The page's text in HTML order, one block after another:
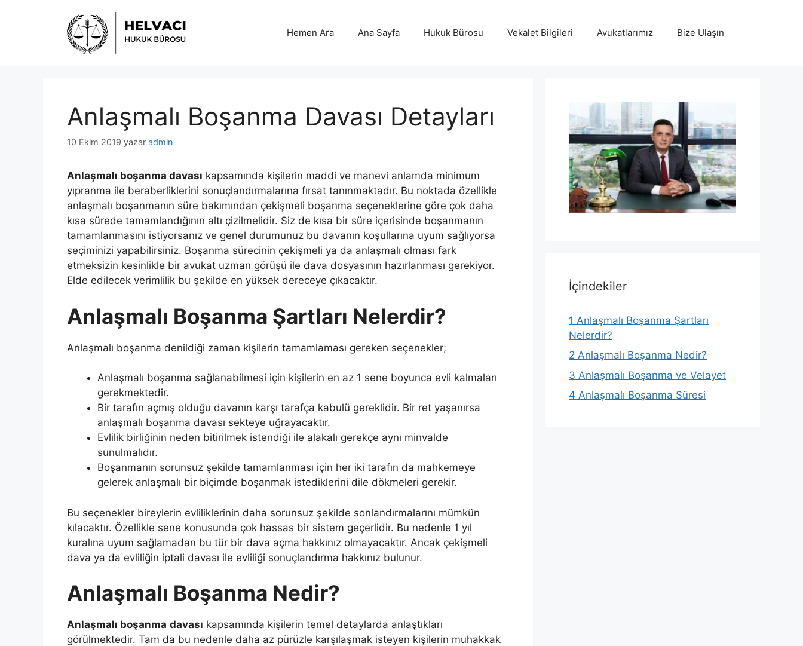
Hemen Ara Ana Sayfa Hukuk Bürosu Vekalet Bilgileri Avukatlarımız Bize Ulaşın
Anlaşmalı Boşanma Davası Detayları
10 Ekim 2019 yazar admin
Anlaşmalı boşanma davası kapsamında kişilerin maddi ve manevi anlamda minimum
yıpranma ile beraberliklerini sonuçlandırmalarına fırsat tanınmaktadır. Bu noktada özellikle
anlaşmalı boşanmanın süre bakımından çekişmeli boşanma seçeneklerine göre çok daha
kısa sürede tamamlandığının altı çizilmelidir. Siz de kısa bir süre içerisinde boşanmanın
tamamlanmasını istiyorsanız ve genel durumunuz bu davanın koşullarına uyum sağlıyorsa
seçiminizi yapabilirsiniz. Boşanma sürecinin çekişmeli ya da anlaşmalı olması fark
etmeksizin kesinlikle bir avukat uzman görüşü ile dava dosyasının hazırlanması gerekiyor.
Elde edilecek verimlilik bu şekilde en yüksek dereceye çıkacaktır.
Anlaşmalı Boşanma Şartları Nelerdir?
Anlaşmalı boşanma denildiği zaman kişilerin tamamlaması gereken seçenekler;
Anlaşmalı boşanma sağlanabilmesi için kişilerin en az 1 sene boyunca evli kalmaları
gerekmektedir.
Bir tarafın açmış olduğu davanın karşı tarafça kabulü gereklidir. Bir ret yaşanırsa
anlaşmalı boşanma davası sekteye uğrayacaktır.
Evlilik birliğinin neden bitirilmek istendiği ile alakalı gerekçe aynı minvalde
sunulmalıdır.
Boşanmanın sorunsuz şekilde tamamlanması için her iki tarafın da mahkemeye
gelerek anlaşmalı bir biçimde boşanmak istediklerini dile dökmeleri gerekir.
Bu seçenekler bireylerin evliliklerinin daha sorunsuz şekilde sonlandırmalarını mümkün
kılacaktır. Özellikle sene konusunda çok hassas bir sistem geçerlidir. Bu nedenle 1 yıl
kuralına uyum sağlamadan bu tür bir dava açma hakkınız olmayacaktır. Ancak çekişmeli
dava ya da evliliğin iptali davası ile evliliği sonuçlandırma hakkınız bulunur.
Anlaşmalı Boşanma Nedir?
Anlaşmalı boşanma davası kapsamında kişilerin temel detaylarda anlaştıkları
görülmektedir. Tam da bu nedenle daha az pürüzle karşılaşmak isteyen kişilerin muhakkak
İçindekiler
1 Anlaşmalı Boşanma Şartları
Nelerdir?
2 Anlaşmalı Boşanma Nedir?
3 Anlaşmalı Boşanma ve Velayet
4 Anlaşmalı Boşanma Süresi